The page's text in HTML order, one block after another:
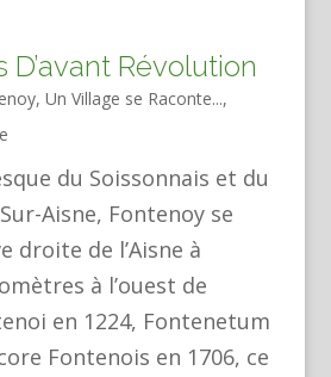
D’avant Révolution
Un Village se Raconte...,
du Soissonnais et du
Aisne, Fontenoy se
droite de l’Aisne à
à l’ouest de
en 1224, Fontenetum
Fontenois en 1706, ce